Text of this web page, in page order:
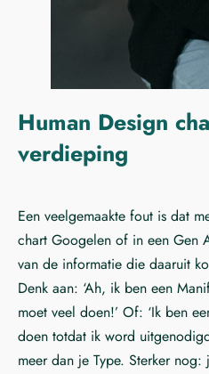
Human Design
verdieping
Een veelgemaakte fout is dat
chart Googelen of in een Gen
van de informatie die daaruit
Denk aan: ‘Ah, ik ben een
moet veel doen!’ Of: ‘Ik ben
doen totdat ik word
meer dan je Type. Sterker